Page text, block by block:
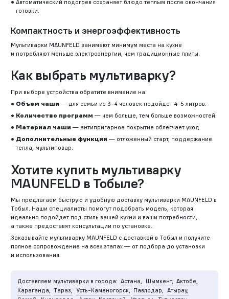
Автоматический подогрев сохраняет блюдо теплым после окончания
готовки.
Компактность и энергоэффективность
Мультиварки MAUNFELD занимают минимум места на кухне
и потребляют меньше электроэнергии, чем традиционные плиты.
Как выбрать мультиварку?
При выборе устройства обратите внимание на:
Объем чаши — для семьи из 3–4 человек подойдет 4–5 литров.
Количество программ — чем больше, тем больше возможностей.
Материал чаши — антипригарное покрытие облегчает уход.
Дополнительные функции — отложенный старт, поддержание
тепла, мультиповар.
Хотите купить мультиварку
MAUNFELD в Тобыле?
Мы предлагаем быструю и удобную доставку мультиварки MAUNFELD в
Тобыл. Наши специалисты помогут подобрать модель, которая
идеально подойдет под стиль вашей кухни и ваши потребности,
а также предоставят консультации по установке.
Заказывайте мультиварку MAUNFELD с доставкой в Тобыл и получите
полное сопровождение на всех этапах — от подбора до установки
и использования.
Доставляем мультиварки в города: Астана, Шымкент, Актобе,
Караганда, Тараз, Усть-Каменогорск, Павлодар, Атырау,